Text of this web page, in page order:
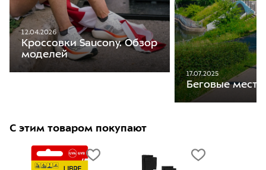
12.04.2026
Кроссовки Saucony. Обзор
моделей
17.07.2025
Беговые
С этим товаром покупают